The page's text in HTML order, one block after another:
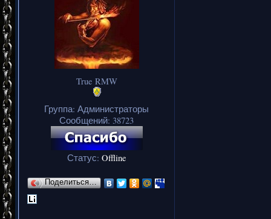
True RMW
Группа: Администраторы
Сообщений: 38723
Статус: Offline
Поделиться…